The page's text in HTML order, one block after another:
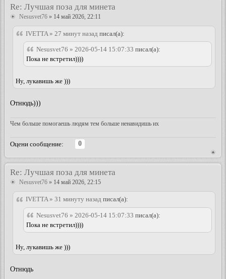
Re: Лучшая поза для минета
Nesusvet76 » 14 май 2026, 22:11
IVETTA » 27 минут назад писал(а):
Nesusvet76 » 2026-05-14 15:07:33 писал(а):
Пока не встретил))))
Ну, лукавишь же )))
Отнюдь)))
Чем больше помогаешь людям тем больше ненавидишь их
Оцени сообщение:
0
Re: Лучшая поза для минета
Nesusvet76 » 14 май 2026, 22:15
IVETTA » 31 минуту назад писал(а):
Nesusvet76 » 2026-05-14 15:07:33 писал(а):
Пока не встретил))))
Ну, лукавишь же )))
Отнюдь